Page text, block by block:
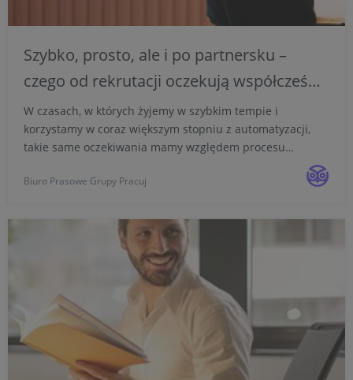
Szybko, prosto, ale i po partnersku –
czego od rekrutacji oczekują współcześni
kandydaci?
W czasach, w których żyjemy w szybkim tempie i
korzystamy w coraz większym stopniu z automatyzacji,
takie same oczekiwania mamy względem procesu
poszukiwania pracy. Jak ujawniło badanie Pracuj.pl, aż 7
na 10 kandydatów chciałoby móc aplikować na kilka
Biuro Prasowe Grupy Pracuj